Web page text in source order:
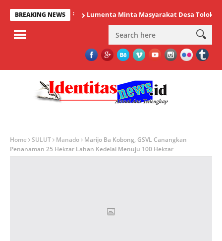
BREAKING NEWS Lumenta Minta Masyarakat Desa Tolok
Home SULUT Manado
Marijo Ba Kobong, GSVL Canangkan
Penanaman 25 Hektar Lahan Kedelai Menuju 100 Hektar